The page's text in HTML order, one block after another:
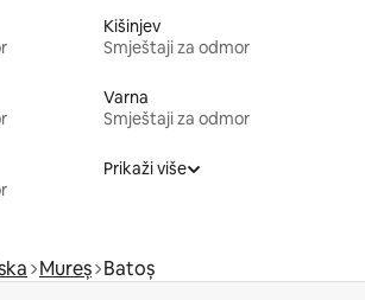
Kišinjev
Smještaji za odmor
Varna
Smještaji za odmor
Prikaži više
Mureș Batoș